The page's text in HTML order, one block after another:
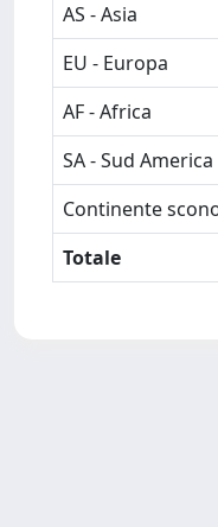
AS - Asia
EU - Europa
AF - Africa
SA - Sud America
Continente
Totale